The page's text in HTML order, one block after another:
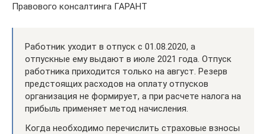
Правового консалтинга ГАРАНТ
Работник уходит в отпуск с 01.08.2020, а
отпускные ему выдают в июле 2021 года. Отпуск
работника приходится только на август. Резерв
предстоящих расходов на оплату отпусков
организация не формирует, а при расчете налога на
прибыль применяет метод начисления.
Когда необходимо перечислить страховые взносы